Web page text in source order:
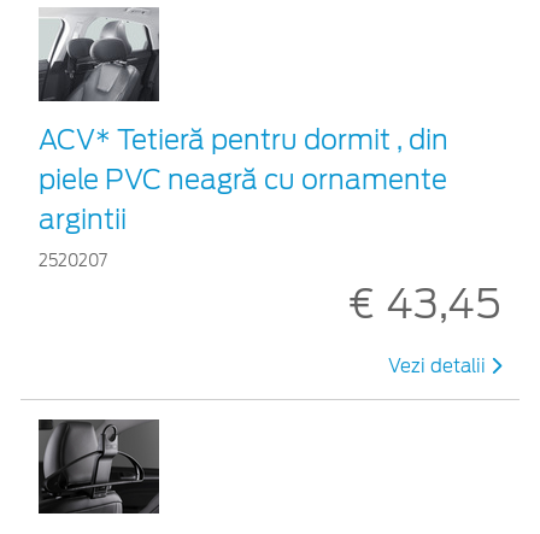
ACV* Tetieră pentru dormit , din
piele PVC neagră cu ornamente
argintii
2520207
€ 43,45
Vezi detalii